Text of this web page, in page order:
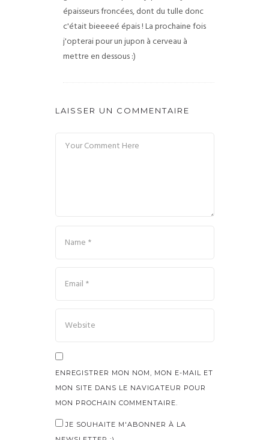
épaisseurs froncées, dont du tulle donc
c'était bieeeeé épais ! La prochaine fois
j'opterai pour un jupon à cerveau à
mettre en dessous :)
LAISSER UN COMMENTAIRE
ENREGISTRER MON NOM, MON E-MAIL ET
MON SITE DANS LE NAVIGATEUR POUR
MON PROCHAIN COMMENTAIRE.
JE SOUHAITE M'ABONNER À LA